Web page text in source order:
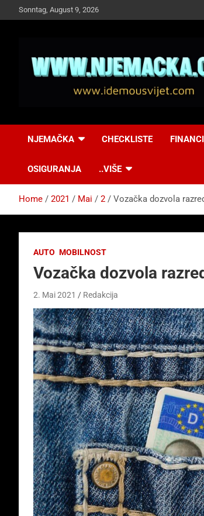
to
Sonntag, August 9, 2026
Idemo u Svijet-
NJEMAČKA CHECKLISTE
OSIGURANJA ..VIŠE
Home 2021 Mai 2 Vozačka dozvola
AUTO MOBILNOST
Vozačka dozvola
2. Mai 2021 Redakcija